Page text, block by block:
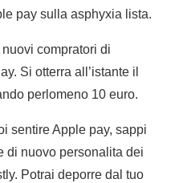
pay sulla asphyxia lista.
compratori di
Si otterra all’istante il
perlomeno 10 euro.
sentire Apple pay, sappi
di nuovo personalita dei
Potrai deporre dal tuo